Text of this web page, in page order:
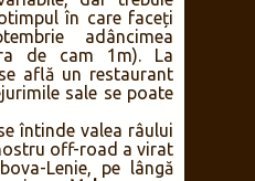
în care faceți
adâncimea
de cam 1m). La
află un restaurant
sale se poate
întinde valea râului
off-road a virat
Lenie, pe lângă